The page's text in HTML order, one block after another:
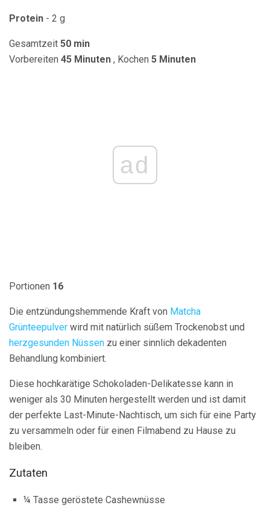
Protein - 2 g
Gesamtzeit 50 min
Vorbereiten 45 Minuten , Kochen 5 Minuten
ad
Portionen 16
Die entzündungshemmende Kraft von Matcha
Grünteepulver wird mit natürlich süßem Trockenobst und
herzgesunden Nüssen zu einer sinnlich dekadenten
Behandlung kombiniert.
Diese hochkarätige Schokoladen-Delikatesse kann in
weniger als 30 Minuten hergestellt werden und ist damit
der perfekte Last-Minute-Nachtisch, um sich für eine Party
zu versammeln oder für einen Filmabend zu Hause zu
bleiben.
Zutaten
¼ Tasse geröstete Cashewnüsse